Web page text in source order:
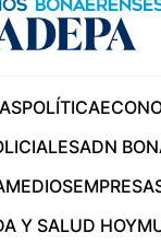
POLÍTICA
ADN
MEDIOS
Y SALUD HOY